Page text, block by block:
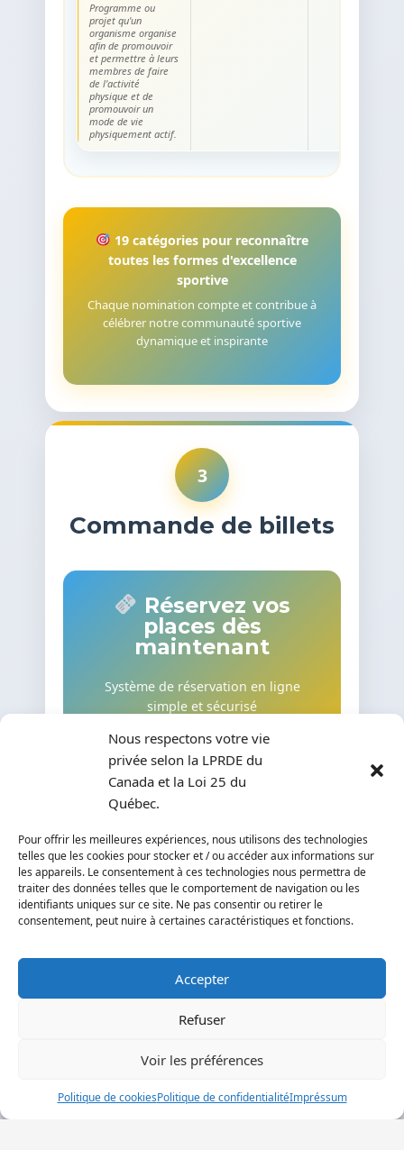
Nous respectons votre vie
privée selon la LPRDE du
Canada et la Loi 25 du
Québec.
Pour offrir les meilleures expériences, nous utilisons des technologies
telles que les cookies pour stocker et / ou accéder aux informations sur
les appareils. Le consentement à ces technologies nous permettra de
traiter des données telles que le comportement de navigation ou les
identifiants uniques sur ce site. Ne pas consentir ou retirer le
consentement, peut nuire à certaines caractéristiques et fonctions.
Accepter
Refuser
Voir les préférences
Politique de cookiesPolitique de confidentialitéImpréssum
Programme ou
projet qu'un
organisme organise
afin de promouvoir
et permettre à leurs
membres de faire
de l'activité
physique et de
promouvoir un
mode de vie
physiquement actif.
19 catégories pour reconnaître
toutes les formes d'excellence
sportive
Chaque nomination compte et contribue à
célébrer notre communauté sportive
dynamique et inspirante
3
Commande de billets
Réservez vos
places dès
maintenant
Système de réservation en ligne
simple et sécurisé
© Loisirs Sportifs CDN-NDG | Communauté active et en santé depuis
le 21 novembre 1996!
English